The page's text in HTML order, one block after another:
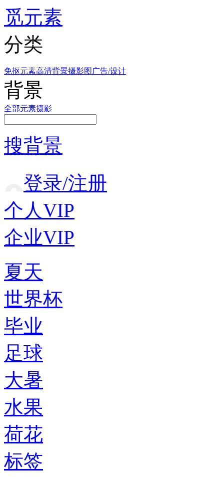
觅元素
分类
免抠元素高清背景摄影图 广告/设计
背景
全部元素摄影
搜背景
登录/注册
个人VIP
企业VIP
夏天
世界杯
毕业
足球
大暑
水果
荷花
标签